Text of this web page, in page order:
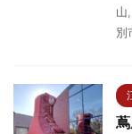
山,
別